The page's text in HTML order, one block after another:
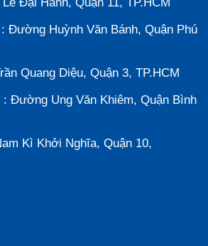
Đường Huỳnh Văn Bánh, Quận Phú
Quang Diệu, Quận 3, TP.HCM
: Đường Ung Văn Khiêm, Quận Bình
Kì Khởi Nghĩa, Quận 10,